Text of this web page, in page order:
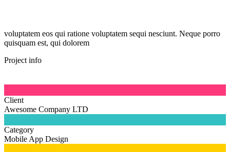
voluptatem eos qui ratione voluptatem sequi nesciunt. Neque porro
quisquam est, qui dolorem
Project info
Client
Awesome Company LTD
Category
Mobile App Design